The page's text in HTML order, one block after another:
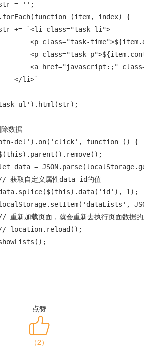
'';
(item, index) {
class="task-li">
class="btn-del"
据
function () {
属性data-id的值
1);
就会重新去执行页面数据的显示，数
点赞
（2）